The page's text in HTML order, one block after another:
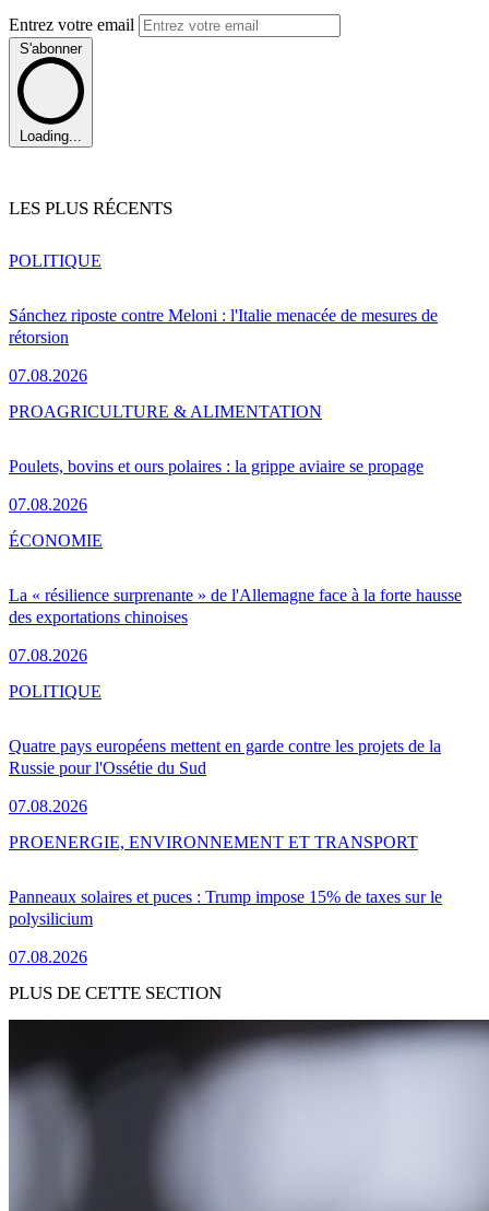
Entrez votre email
S'abonner
Loading...
LES PLUS RÉCENTS
Sánchez riposte contre Meloni : l'Italie menacée de mesures de
rétorsion
07.08.2026
POLITIQUE
Poulets, bovins et ours polaires : la grippe aviaire se propage
07.08.2026
PROAGRICULTURE & ALIMENTATION
La « résilience surprenante » de l'Allemagne face à la forte hausse
des exportations chinoises
07.08.2026
ÉCONOMIE
Quatre pays européens mettent en garde contre les projets de la
Russie pour l'Ossétie du Sud
07.08.2026
POLITIQUE
Panneaux solaires et puces : Trump impose 15% de taxes sur le
polysilicium
07.08.2026
PROENERGIE, ENVIRONNEMENT ET TRANSPORT
PLUS DE CETTE SECTION